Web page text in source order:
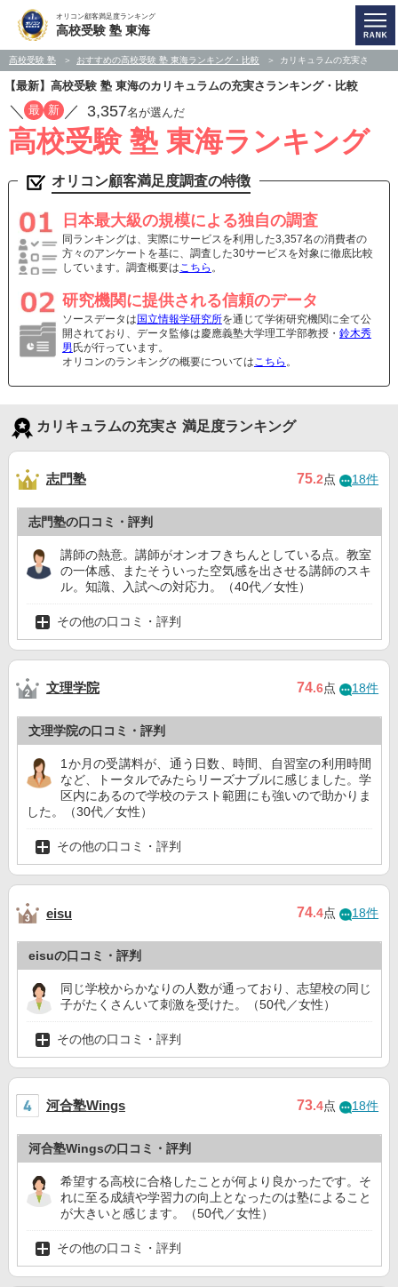
オリコン顧客満足度ランキング
高校受験 塾 東海
高校受験 塾 おすすめの高校受験 塾 東海ランキング・比較 カリキュラムの充実さ
【最新】高校受験 塾 東海のカリキュラムの充実さランキング・比較
／ 最 新 ／ 3,357名が選んだ
高校受験 塾 東海ランキング
オリコン顧客満足度調査の特徴
日本最大級の規模による独自の調査
同ランキングは、実際にサービスを利用した3,357名の消費者の
方々のアンケートを基に、調査した30サービスを対象に徹底比較
しています。調査概要はこちら 。
研究機関に提供される信頼のデータ
ソースデータは 国立情報学研究所を通じて学術研究機関に全て公
開されており、データ監修は慶應義塾大学理工学部教授・ 鈴木秀
男 氏が行っています。
オリコンのランキングの概要についてはこちら 。
カリキュラムの充実さ 満足度ランキング
志門塾 75.2点 18件
志門塾の口コミ・評判
講師の熱意。講師がオンオフきちんとしている点。教室
の一体感、またそういった空気感を出させる講師のスキ
ル。知識、入試への対応力。（40代／女性）
その他の口コミ・評判
文理学院 74.6点 18件
文理学院の口コミ・評判
1か月の受講料が、通う日数、時間、自習室の利用時間
など、トータルでみたらリーズナブルに感じました。学
区内にあるので学校のテスト範囲にも強いので助かりま
した。（30代／女性）
その他の口コミ・評判
eisu 74.4点 18件
eisuの口コミ・評判
同じ学校からかなりの人数が通っており、志望校の同じ
子がたくさんいて刺激を受けた。（50代／女性）
その他の口コミ・評判
河合塾Wings 73.4点 18件
河合塾Wingsの口コミ・評判
希望する高校に合格したことが何より良かったです。そ
れに至る成績や学習力の向上となったのは塾によること
が大きいと感じます。（50代／女性）
その他の口コミ・評判